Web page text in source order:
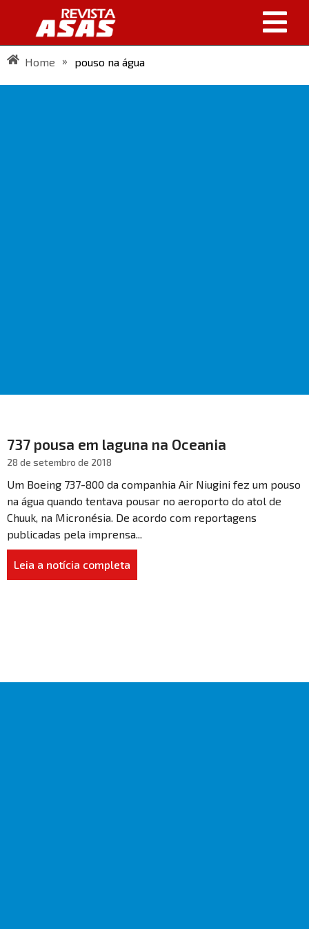
Home » pouso na água
737 pousa em laguna na Oceania
28 de setembro de 2018
Um Boeing 737-800 da companhia Air Niugini fez um pouso
na água quando tentava pousar no aeroporto do atol de
Chuuk, na Micronésia. De acordo com reportagens
publicadas pela imprensa...
Leia a notícia completa